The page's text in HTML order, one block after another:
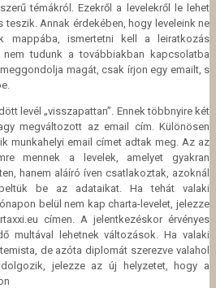
témákról. Ezekről a levelekről le lehet
Annak érdekében, hogy leveleink ne
mappába, ismertetni kell a leiratkozás
tudunk a továbbiakban kapcsolatba
magát, csak írjon egy emailt, s
levél „visszapattan”. Ennek többnyire két
megváltozott az email cím. Különösen
munkahelyi email címet adtak meg. Az az
mennek a levelek, amelyet gyakran
hanem aláíró íven csatlakoztak, azoknál
be az adataikat. Ha tehát valaki
belül nem kap charta-levelet, jelezze
címen. A jelentkezéskor érvényes
multával lehetnek változások. Ha valaki
de azóta diplomát szerezve valahol
jelezze az új helyzetet, hogy a